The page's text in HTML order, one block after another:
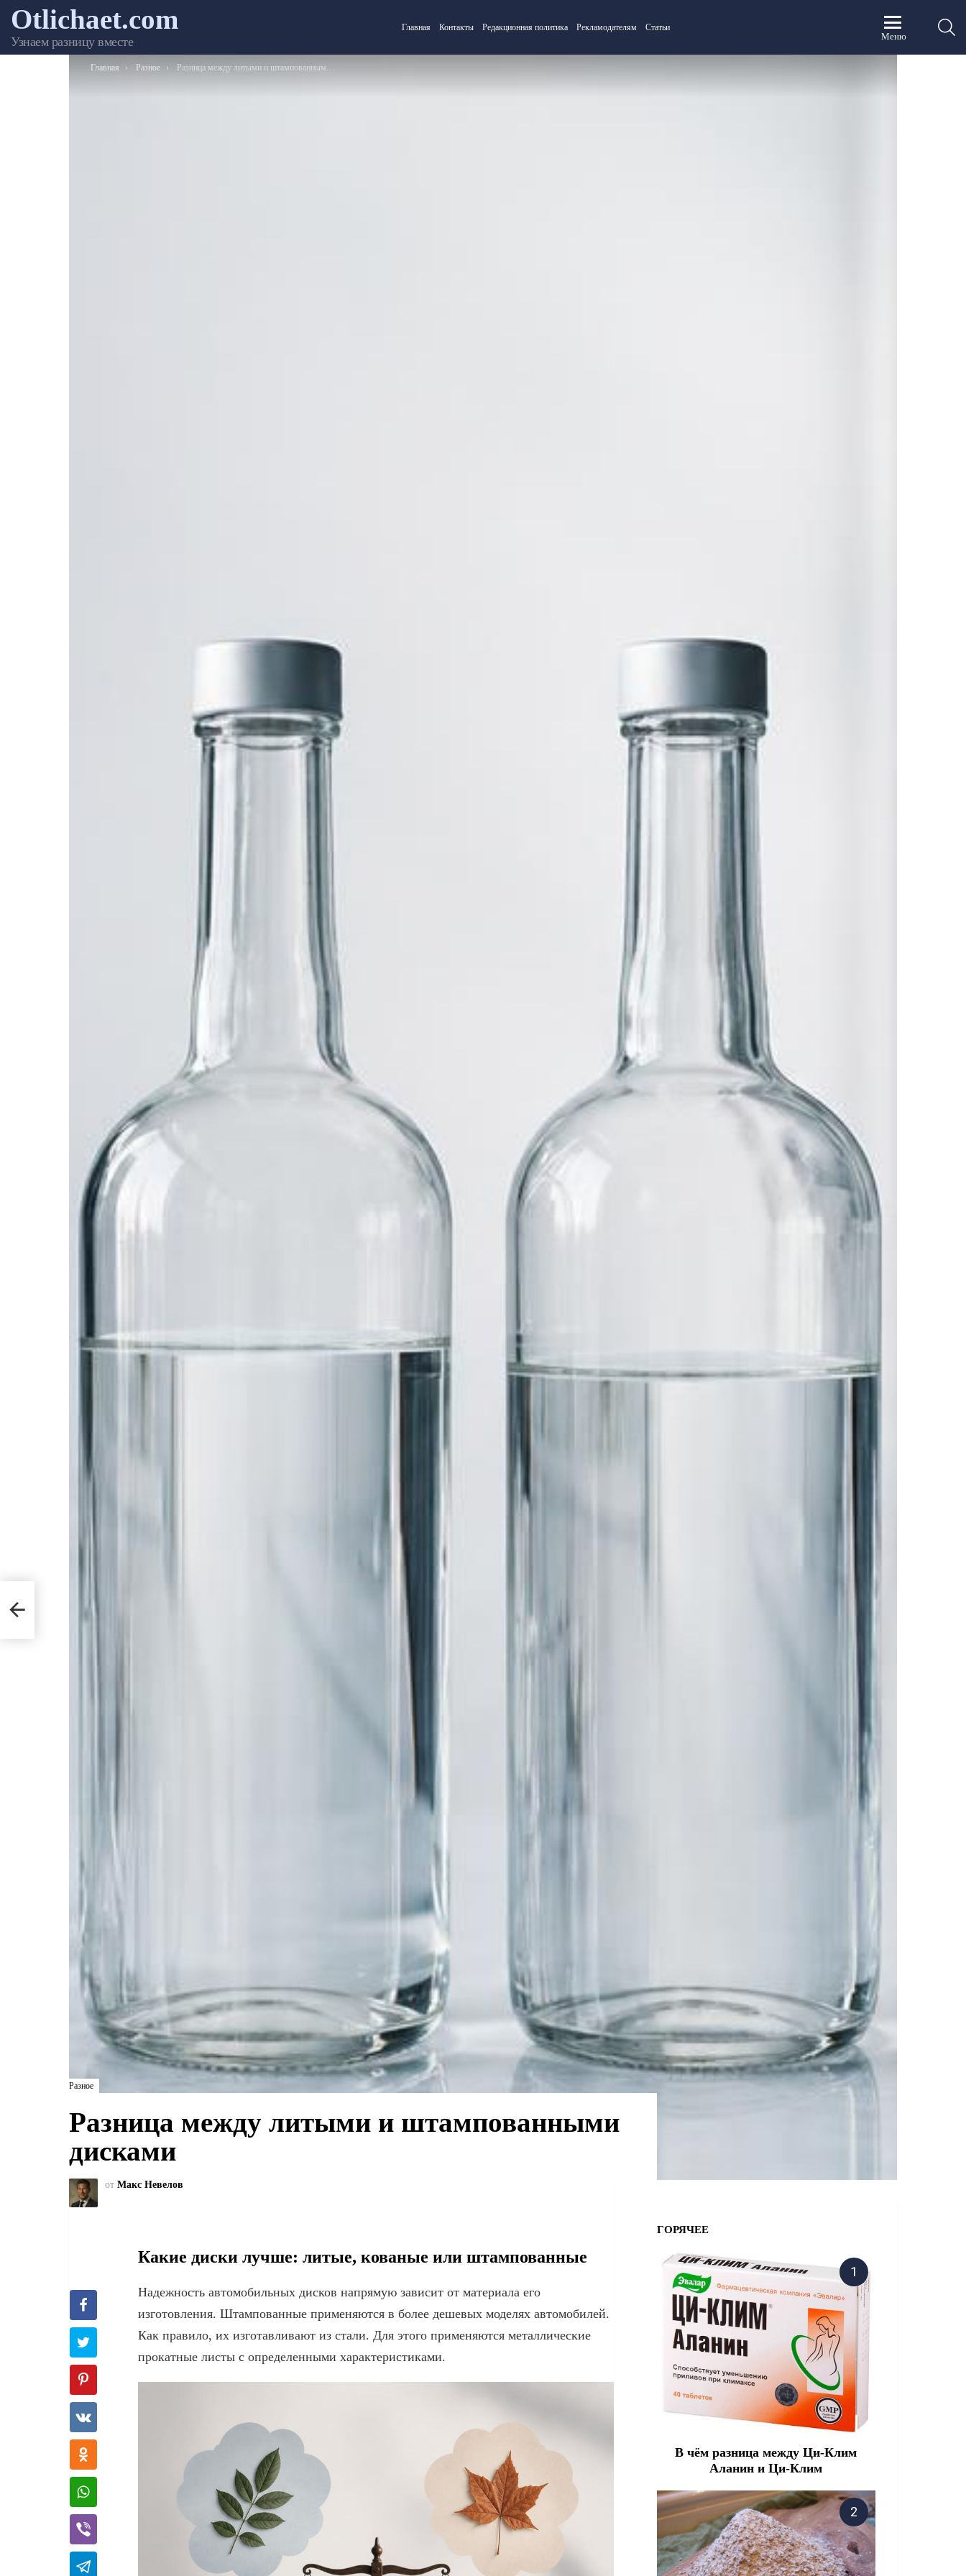
Otlichaet.com
Узнаем разницу вместе
Главная Контакты Редакционная политика Рекламодателям Статьи
Меню
Вы здесь:
Главная Разное Разница между литыми и штампованными дисками
Разное
Разница между литыми и штампованными
дисками
от Макс Невелов
Какие диски лучше: литые, кованые или штампованные
Надежность автомобильных дисков напрямую зависит от материала его
изготовления. Штампованные применяются в более дешевых моделях автомобилей.
Как правило, их изготавливают из стали. Для этого применяются металлические
прокатные листы с определенными характеристиками.
ГОРЯЧЕЕ
В чём разница между Ци-Клим
Аланин и Ци-Клим